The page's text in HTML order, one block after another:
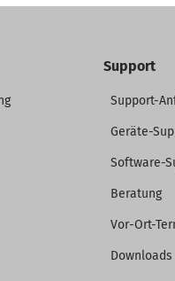
Support
Support-
Geräte-
Software-
Beratung
Vor-Ort-
Downloads